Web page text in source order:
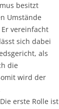
besitzt
Umstände
vereinfacht
sich dabei
als
die
wird der
erste Rolle ist